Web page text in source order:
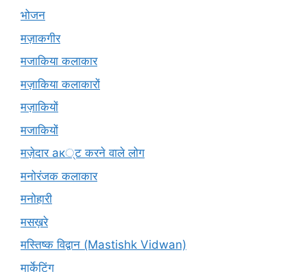
भोजन
मज़ाकगीर
मजाकिया कलाकार
मज़ाकिया कलाकारों
मज़ाकियों
मजाकियों
मज़ेदार ак्ट करने वाले लोग
मनोरंजक कलाकार
मनोहारी
मसख़रे
मस्तिष्क विद्वान (Mastishk Vidwan)
मार्केटिंग